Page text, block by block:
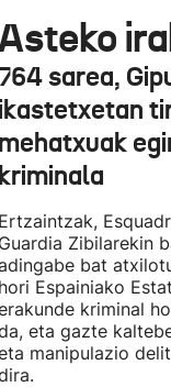
sarea,
Zibilarekin
bat
Espainiako
kriminal
eta gazte
manipulazio